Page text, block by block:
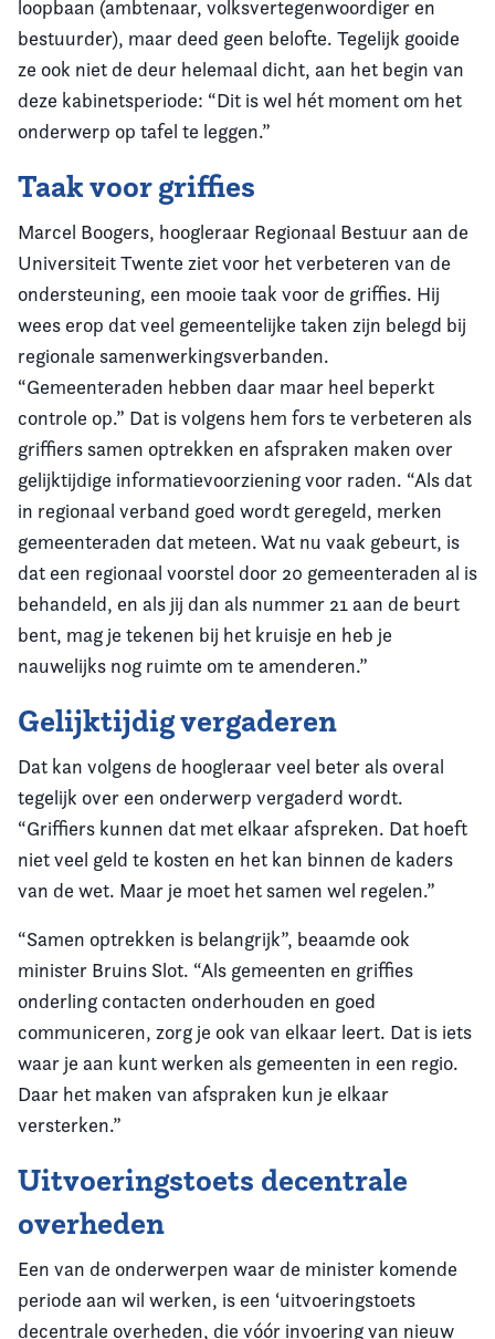
loopbaan (ambtenaar, volksvertegenwoordiger en
bestuurder), maar deed geen belofte. Tegelijk gooide
ze ook niet de deur helemaal dicht, aan het begin van
deze kabinetsperiode: “Dit is wel hét moment om het
onderwerp op tafel te leggen.”
Taak voor griffies
Marcel Boogers, hoogleraar Regionaal Bestuur aan de
Universiteit Twente ziet voor het verbeteren van de
ondersteuning, een mooie taak voor de griffies. Hij
wees erop dat veel gemeentelijke taken zijn belegd bij
regionale samenwerkingsverbanden.
“Gemeenteraden hebben daar maar heel beperkt
controle op.” Dat is volgens hem fors te verbeteren als
griffiers samen optrekken en afspraken maken over
gelijktijdige informatievoorziening voor raden. “Als dat
in regionaal verband goed wordt geregeld, merken
gemeenteraden dat meteen. Wat nu vaak gebeurt, is
dat een regionaal voorstel door 20 gemeenteraden al is
behandeld, en als jij dan als nummer 21 aan de beurt
bent, mag je tekenen bij het kruisje en heb je
nauwelijks nog ruimte om te amenderen.”
Gelijktijdig vergaderen
Dat kan volgens de hoogleraar veel beter als overal
tegelijk over een onderwerp vergaderd wordt.
“Griffiers kunnen dat met elkaar afspreken. Dat hoeft
niet veel geld te kosten en het kan binnen de kaders
van de wet. Maar je moet het samen wel regelen.”
“Samen optrekken is belangrijk”, beaamde ook
minister Bruins Slot. “Als gemeenten en griffies
onderling contacten onderhouden en goed
communiceren, zorg je ook van elkaar leert. Dat is iets
waar je aan kunt werken als gemeenten in een regio.
Daar het maken van afspraken kun je elkaar
versterken.”
Uitvoeringstoets decentrale
overheden
Een van de onderwerpen waar de minister komende
periode aan wil werken, is een ‘uitvoeringstoets
decentrale overheden, die vóór invoering van nieuw